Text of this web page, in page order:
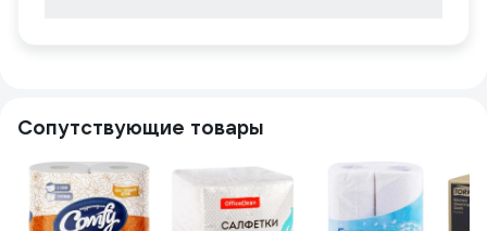
Сопутствующие товары